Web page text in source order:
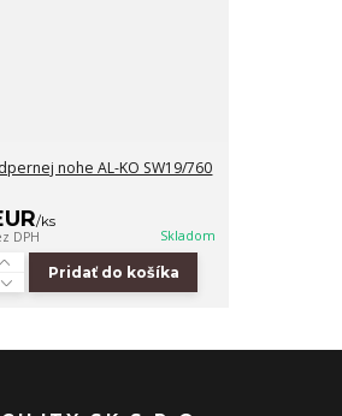
nohe AL-KO SW19/760
/ks
DPH Skladom
Pridať do košíka